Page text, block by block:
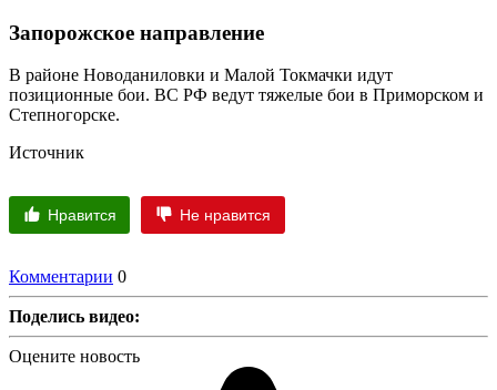
Запорожское направление
В районе Новоданиловки и Малой Токмачки идут
позиционные бои. ВС РФ ведут тяжелые бои в Приморском и
Степногорске.
Источник
Нравится Не нравится
Комментарии 0
Поделись видео:
Оцените новость